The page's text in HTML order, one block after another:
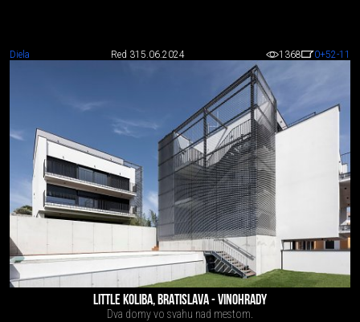
Diela Red 315.06.2024 1368 0+52-11
LITTLE KOLIBA, BRATISLAVA - VINOHRADY
Dva domy vo svahu nad mestom.